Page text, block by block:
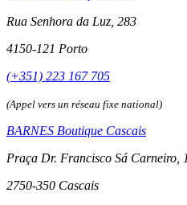
Rua Senhora da Luz, 283
4150-121 Porto
(+351) 223 167 705
(Appel vers un réseau fixe national)
BARNES Boutique Cascais
Praça Dr. Francisco Sá Carneiro,
2750-350 Cascais